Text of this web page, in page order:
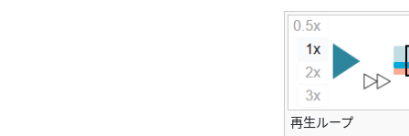
再生ループ